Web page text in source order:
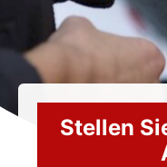
Stellen